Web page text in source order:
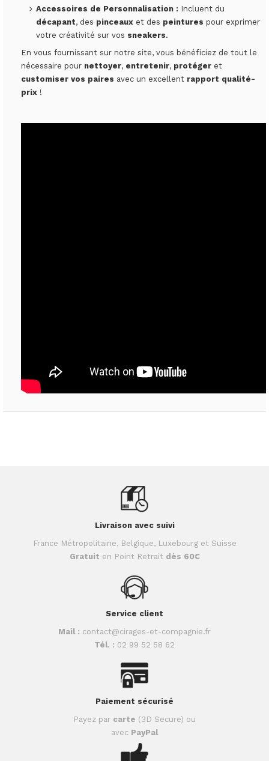
Accessoires de Personnalisation : Incluent du
décapant, des pinceaux et des peintures pour exprimer
votre créativité sur vos sneakers.
En vous fournissant sur notre site, vous bénéficiez de tout le
nécessaire pour nettoyer, entretenir, protéger et
customiser vos paires avec un excellent rapport qualité-
prix !
Livraison avec suivi
France Métropolitaine, Belgique, Luxebourg et Suisse
Gratuit en Point Retrait dès 60€
Service client
Mail : contact@cirages-et-compagnie.fr
Tél. : 02 99 52 58 62
Paiement sécurisé
Payez par carte (3D Secure) ou
avec PayPal